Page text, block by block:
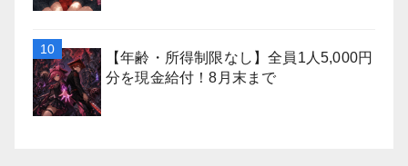
【年齢・所得制限なし】全員1人5,000円
分を現金給付！8月末まで